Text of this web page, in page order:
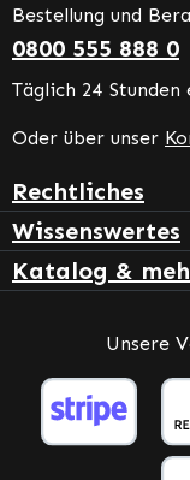
Bestellung und
0800 555 888 0
Täglich 24
Oder über unser
Rechtliches
Wissenswertes
Katalog &
Unsere